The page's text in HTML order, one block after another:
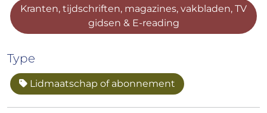
Kranten, tijdschriften, magazines, vakbladen, TV
gidsen & E-reading
Type
Lidmaatschap of abonnement